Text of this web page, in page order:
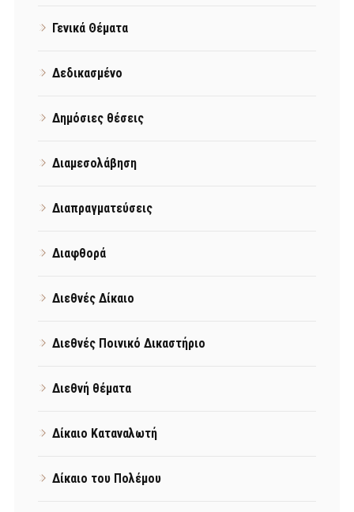
Γενικά Θέματα
Δεδικασμένο
Δημόσιες θέσεις
Διαμεσολάβηση
Διαπραγματεύσεις
Διαφθορά
Διεθνές Δίκαιο
Διεθνές Ποινικό Δικαστήριο
Διεθνή θέματα
Δίκαιο Καταναλωτή
Δίκαιο του Πολέμου